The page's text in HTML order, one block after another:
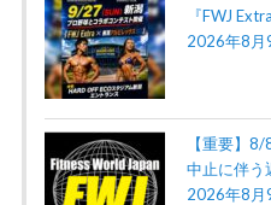
『FWJ
2026年8月
【重要】
中止に伴う
2026年8月